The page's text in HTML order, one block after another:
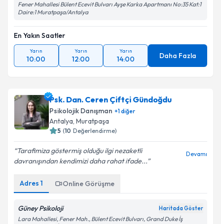
Fener Mahallesi Bülent Ecevit Bulvarı Ayşe Karka Apartmanı No:35 Kat:1
Daire:1 Muratpaşa/Antalya
En Yakın Saatler
Yarın
10:00
Yarın
12:00
Yarın
14:00 Daha Fazla
Psk. Dan. Ceren Çiftçi Gündoğdu
Psikolojik Danışman +1diğer
Antalya, Muratpaşa
5 (10 Değerlendirme)
Tarafimiza göstermiş olduğu ilgi nezaketli
davranışından kendimizi daha rahat ifade...
Devamı
Adres 1 Online Görüşme
Güney Psikoloji Haritada Göster
Lara Mahallesi, Fener Mah., Bülent Ecevit Bulvarı, Grand Duke İş